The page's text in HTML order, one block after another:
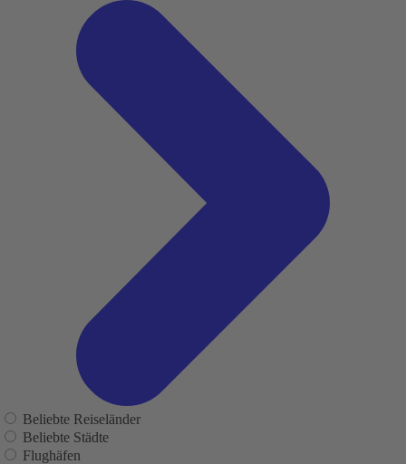
Beliebte Reiseländer
Beliebte Städte
Flughäfen